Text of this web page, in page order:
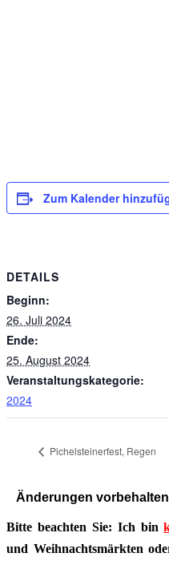
Zum Kalender
DETAILS
Beginn:
26. Juli 2024
Ende:
25. August 2024
Veranstaltungskategorie:
2024
Pichelsteinerfest, Regen
Änderungen
Bitte beachten Sie: Ich bin
und Weihnachtsmärkten